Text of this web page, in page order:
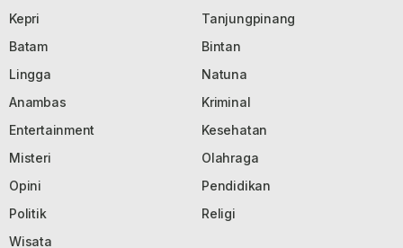
Kepri
Tanjungpinang
Batam
Bintan
Lingga
Natuna
Anambas
Kriminal
Entertainment
Kesehatan
Misteri
Olahraga
Opini
Pendidikan
Politik
Religi
Wisata